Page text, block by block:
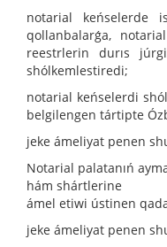
notarial keńselerde
qollanbalarǵa,
reestrlerin durıs
shólkemlestiredi;
notarial keńselerdi
belgilengen tártipte
jeke ámeliyat penen
Notarial palatanıń
hám shártlerine
ámel etiwi ústinen
jeke ámeliyat penen